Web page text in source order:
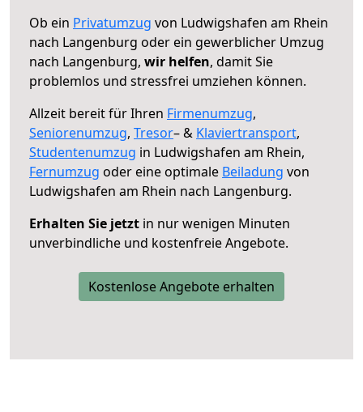
Ob ein Privatumzug von Ludwigshafen am Rhein
nach Langenburg oder ein gewerblicher Umzug
nach Langenburg, wir helfen, damit Sie
problemlos und stressfrei umziehen können.
Allzeit bereit für Ihren Firmenumzug,
Seniorenumzug, Tresor– & Klaviertransport,
Studentenumzug in Ludwigshafen am Rhein,
Fernumzug oder eine optimale Beiladung von
Ludwigshafen am Rhein nach Langenburg.
Erhalten Sie jetzt in nur wenigen Minuten
unverbindliche und kostenfreie Angebote.
Kostenlose Angebote erhalten